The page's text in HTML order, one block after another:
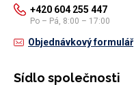
+420 604 255 447
Po – Pá, 8:00 – 17:00
Objednávkový formulář
Sídlo společnosti